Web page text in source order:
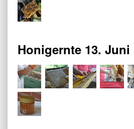
Honigernte 13. Juni